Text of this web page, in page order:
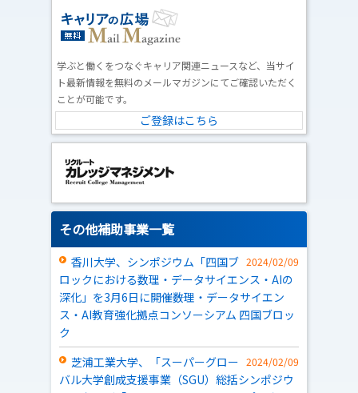
学ぶと働くをつなぐキャリア関連ニュースなど、当サイ
ト最新情報を無料のメールマガジンにてご確認いただく
ことが可能です。
ご登録はこちら
その他補助事業一覧
2024/02/09
香川大学、シンポジウム「四国ブ
ロックにおける数理・データサイエンス・AIの
深化」を3月6日に開催――数理・データサイエン
ス・AI教育強化拠点コンソーシアム 四国ブロッ
ク
2024/02/09
芝浦工業大学、「スーパーグロー
バル大学創成支援事業（SGU）総括シンポジウ